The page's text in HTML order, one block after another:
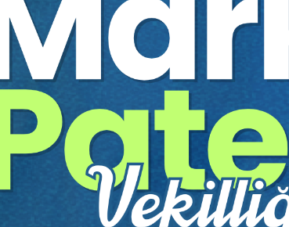
SEKTÖRÜNDE TÜKETİCİ HUKUKU VE
Işığında İnternette Haksız Rekabet
Çerçevesinde Dijital Ticari İtibar Kavramı